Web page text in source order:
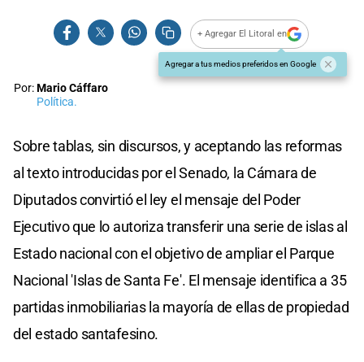
+ Agregar El Litoral en
Agregar a tus medios preferidos en Google
Por:Mario Cáffaro
Política.
Sobre tablas, sin discursos, y aceptando las reformas
al texto introducidas por el Senado, la Cámara de
Diputados convirtió el ley el mensaje del Poder
Ejecutivo que lo autoriza transferir una serie de islas al
Estado nacional con el objetivo de ampliar el Parque
Nacional 'Islas de Santa Fe'. El mensaje identifica a 35
partidas inmobiliarias la mayoría de ellas de propiedad
del estado santafesino.